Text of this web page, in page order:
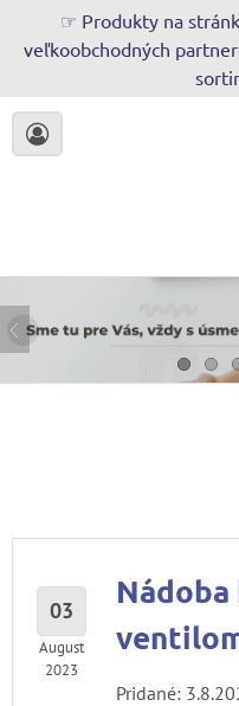
☞ Produkty na
veľkoobchodných
03
August
2023
Nádoba
Pridané: